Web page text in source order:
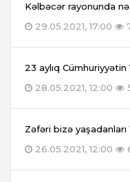
Kəlbəcər rayonunda nə
29.05.2021, 17:00
23 aylıq Cümhuriyyətin
28.05.2021, 12:00
Zəfəri bizə yaşadanları
26.05.2021, 12:00